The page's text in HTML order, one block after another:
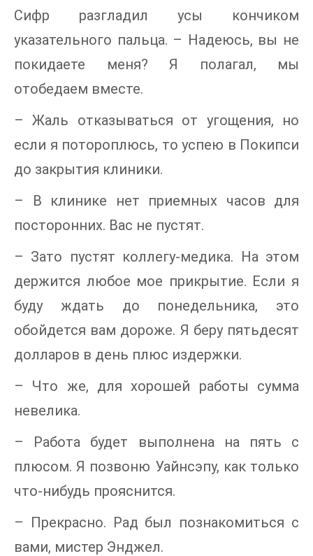
Сифр разгладил усы кончиком
указательного пальца. – Надеюсь, вы не
покидаете меня? Я полагал, мы
отобедаем вместе.
– Жаль отказываться от угощения, но
если я потороплюсь, то успею в Покипси
до закрытия клиники.
– В клинике нет приемных часов для
посторонних. Вас не пустят.
– Зато пустят коллегу-медика. На этом
держится любое мое прикрытие. Если я
буду ждать до понедельника, это
обойдется вам дороже. Я беру пятьдесят
долларов в день плюс издержки.
– Что же, для хорошей работы сумма
невелика.
– Работа будет выполнена на пять с
плюсом. Я позвоню Уайнсэпу, как только
что-нибудь прояснится.
– Прекрасно. Рад был познакомиться с
вами, мистер Энджел.